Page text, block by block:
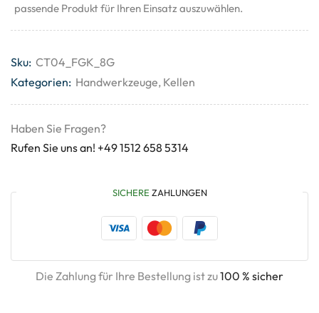
passende Produkt für Ihren Einsatz auszuwählen.
Sku: CT04_FGK_8G
Kategorien: Handwerkzeuge, Kellen
Haben Sie Fragen?
Rufen Sie uns an! +49 1512 658 5314
SICHERE ZAHLUNGEN
Die Zahlung für Ihre Bestellung ist zu100 % sicher